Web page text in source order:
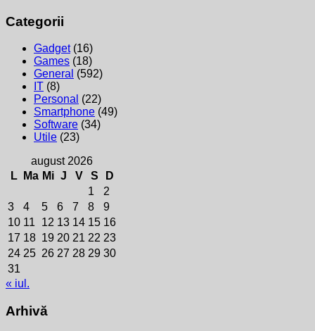
Categorii
Gadget(16)
Games (18)
General (592)
IT (8)
Personal (22)
Smartphone (49)
Software (34)
Utile (23)
august 2026
L
Ma Mi J V S
D
1
2
3
4 5 6 7 8
9
10 11 12 13 14 15 16
17 18 19 20 21 22 23
24 25 26 27 28 29 30
31
« iul.
Arhivă